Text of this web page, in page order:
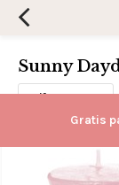
Gratis
Sunny
Filters